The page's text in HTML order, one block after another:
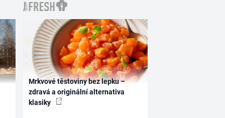
Mrkvové těstoviny bez lepku –
zdravá a originální alternativa
klasiky